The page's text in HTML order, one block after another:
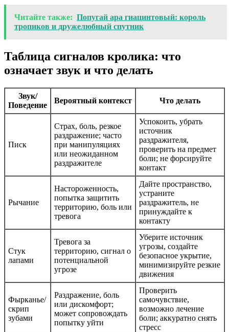
Читайте также: Попугай ара гиацинтовый: король
тропиков и дружелюбный спутник
Таблица сигналов кролика: что
означает звук и что делать
Звук/
Поведение
Вероятный контекст Что делать
Писк
Страх, боль, резкое
раздражение; часто
при манипуляциях
или неожиданном
раздражителе
Успокоить, убрать
источник
раздражителя,
проверить на предмет
боли; не форсируйте
контакт
Рычание
Настороженность,
попытка защитить
территорию, боль или
тревога
Дайте пространство,
устраните
раздражитель, не
принуждайте к
контакту
Стук
лапами
Тревога за
территорию, сигнал о
потенциальной
угрозе
Уберите источник
угрозы, создайте
безопасное укрытие,
минимизируйте резкие
движения
Фырканье/
скрип
зубами
Раздражение, боль
или дискомфорт;
может сопровождать
попытку уйти
Проверить
самочувствие,
возможно лечение
боли; аккуратно снять
стресс